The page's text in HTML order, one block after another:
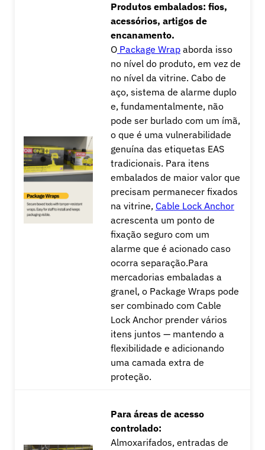
Produtos embalados: fios,
acessórios, artigos de
encanamento.
O Package Wrap aborda isso
no nível do produto, em vez de
no nível da vitrine. Cabo de
aço, sistema de alarme duplo
e, fundamentalmente, não
pode ser burlado com um ímã,
o que é uma vulnerabilidade
genuína das etiquetas EAS
tradicionais. Para itens
embalados de maior valor que
precisam permanecer fixados
na vitrine, Cable Lock Anchor
acrescenta um ponto de
fixação seguro com um
alarme que é acionado caso
ocorra separação.Para
mercadorias embaladas a
granel, o Package Wraps pode
ser combinado com Cable
Lock Anchor prender vários
itens juntos — mantendo a
flexibilidade e adicionando
uma camada extra de
proteção.
Para áreas de acesso
controlado:
Almoxarifados, entradas de